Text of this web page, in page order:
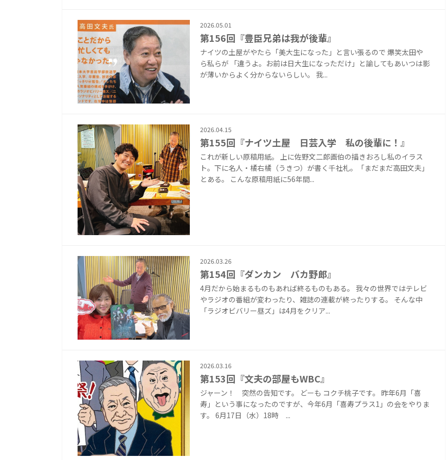
2026.05.01
第156回『豊臣兄弟は我が後輩』
ナイツの土屋がやたら「美大生になった」と言い張るので 爆笑太田や
ら私らが 「違うよ。お前は日大生になっただけ」と諭してもあいつは影
が薄いからよく分からないらしい。 我...
2026.04.15
第155回『ナイツ土屋 日芸入学 私の後輩に！』
これが新しい原稿用紙。 上に佐野文二郎画伯の描きおろし私のイラス
ト。下に名人・橘右橘（うきつ）が書く千社札。「まだまだ高田文夫」
とある。 こんな原稿用紙に56年間...
2026.03.26
第154回『ダンカン バカ野郎』
4月だから始まるものもあれば終るものもある。 我々の世界ではテレビ
やラジオの番組が変わったり、雑誌の連載が終ったりする。 そんな中
「ラジオビバリー昼ズ」は4月をクリア...
2026.03.16
第153回『文夫の部屋もWBC』
ジャーン！ 突然の告知です。 どーも コクチ桃子です。 昨年6月「喜
寿」という事になったのですが、今年6月「喜寿プラス1」の会をやりま
す。 6月17日（水）18時 ...